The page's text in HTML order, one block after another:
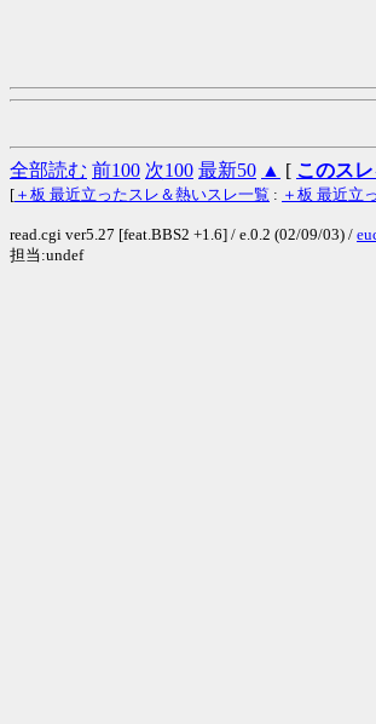
全部読む 前100 次100 最新50 ▲ [ このス
[ ＋板 最近立ったスレ＆熱いスレ一覧 : ＋板 最近立
read.cgi ver5.27 [feat.BBS2 +1.6] / e.0.2 (02/09/03) /
担当:undef